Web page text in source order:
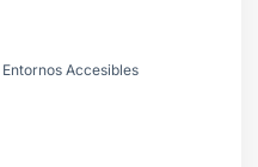
Accesibles